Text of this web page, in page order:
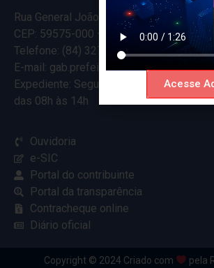
Rua General João Varela, 635
CEP: 59575-000 – Ceará-Mirim – RN
Telefone: (84) 3274-5916
E-mail:
Expediente: Segunda à Sexta
das 08h às 14h
Ouvidoria
e-SIC
Portal do contribuinte
Portal da transparência
Contracheque online
Diário oficial
Copyright © 2024 Criado com pela
Acesse